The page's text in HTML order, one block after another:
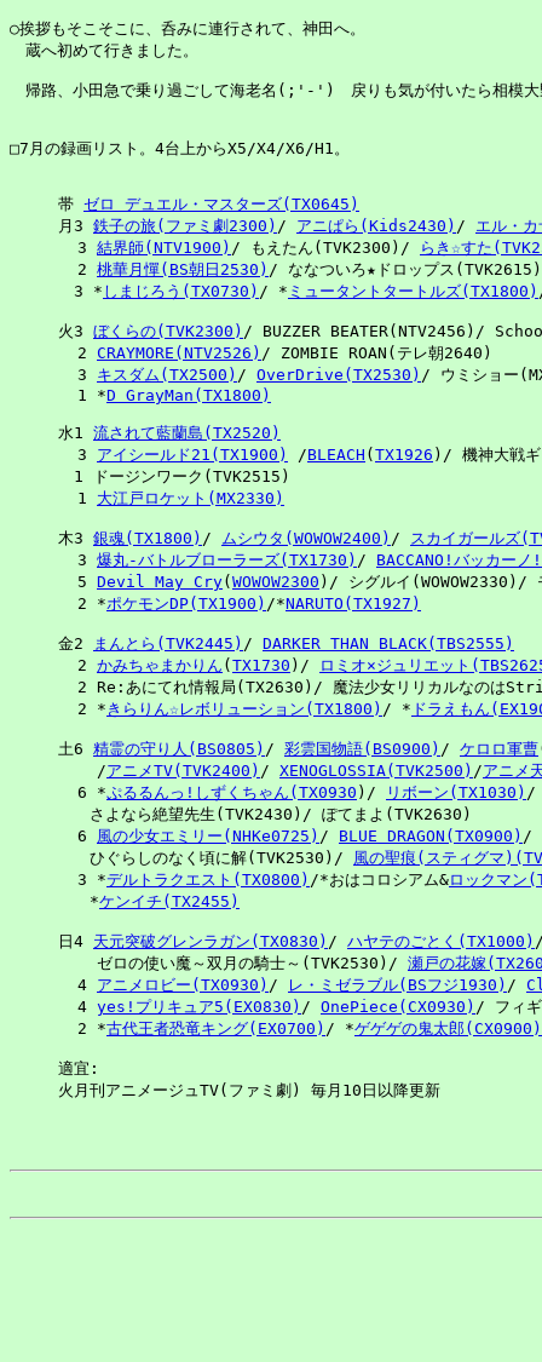
○挨拶もそこそこに、呑みに連行されて、神田へ。
蔵へ初めて行きました。
帰路、小田急で乗り過ごして海老名(;'-')　戻りも気が付いたら相
□7月の録画リスト。4台上からX5/X4/X6/H1。
帯 ゼロ デュエル・マスターズ(TX0645)
月3 鉄子の旅(ファミ劇2300) / アニぱら(Kids2430) / エル・
  3
結界師(NTV1900) / もえたん(TVK2300)/
らき☆すた
  2
桃華月憚(BS朝日2530) / ななついろ★ドロップス(TVK2615)
3 * しまじろう(TX0730) / * ミュータントタートルズ(TX1800)
火3 ぼくらの(TVK2300) / BUZZER BEATER(NTV2456)/
  2
CRAYMORE(NTV2526) / ZOMBIE ROAN(テレ朝2640)
  3
キスダム(TX2500) / OverDrive(TX2530) / ウミショー
  1 *
D GrayMan(TX1800)
水1 流されて藍蘭島(TX2520)
  3
アイシールド21(TX1900) /BLEACH ( TX1926 )/ 機神大戦ギ
1 ドージンワーク(TVK2515)
  1
大江戸ロケット(MX2330)
木3 銀魂(TX1800) / ムシウタ(WOWOW2400) / スカイガールズ
  3
爆丸-バトルブローラーズ(TX1730) / BACCANO!バッカーノ
  5
Devil May Cry( WOWOW2300 )/ シグルイ
  2 *
ポケモンDP(TX1900) /*NARUTO(TX1927)
金2 まんとら(TVK2445) / DARKER THAN BLACK(TBS2555)
  2
かみちゃまかりん ( TX1730 )/
ロミオ×ジュリエット
2 Re:あにてれ情報局(TX2630)/ 魔法少女リリカルなのは
  2 *
きらりん☆レボリューション(TX1800) / * ドラえもん
土6 精霊の守り人(BS0805) / 彩雲国物語(BS0900) / ケロロ軍曹
    /
アニメTV(TVK2400) / XENOGLOSSIA(TVK2500) /アニメ
  6 *
ぷるるんっ!しずくちゃん(TX0930 )/ リボーン(TX1030)
さよなら絶望先生(TVK2430)/ ぽてまよ(TVK2630)
  6
風の少女エミリー(NHKe0725) / BLUE DRAGON(TX0900) /
ひぐらしのなく頃に解(TVK2530)/ 風の聖痕(スティグマ
  3 *
デルトラクエスト(TX0800) /*おはコロシアム&ロックマン
*ケンイチ(TX2455)
日4 天元突破グレンラガン(TX0830) / ハヤテのごとく(TX1000)
    ゼロの使い魔～双月の騎士～(TVK2530)/
瀬戸の花嫁
  4
アニメロビー(TX0930) / レ・ミゼラブル(BSフジ1930) /
  4
yes!プリキュア5(EX0830) / OnePiece(CX0930) / フィ
  2 *
古代王者恐竜キング(EX0700) / *ゲゲゲの鬼太郎(CX0900)
適宜: